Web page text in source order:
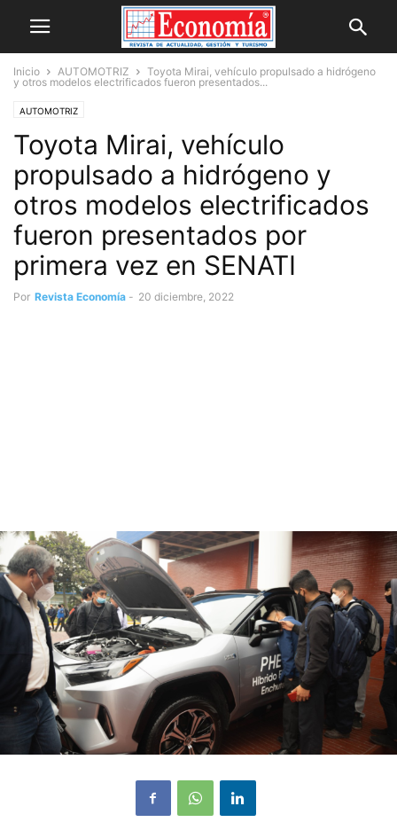
Inicio AUTOMOTRIZ
Toyota Mirai, vehículo propulsado a hidrógeno
y otros modelos electrificados fueron presentados...
AUTOMOTRIZ
Toyota Mirai, vehículo
propulsado a hidrógeno y
otros modelos electrificados
fueron presentados por
primera vez en SENATI
Por Revista Economía - 20 diciembre, 2022